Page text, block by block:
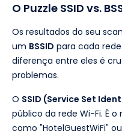
O Puzzle SSID vs.
Os resultados do seu
um BSSID para cada
diferença entre eles é
problemas.
O SSID (Service Set
público da rede Wi-Fi. É
como "HotelGuestWiFi"